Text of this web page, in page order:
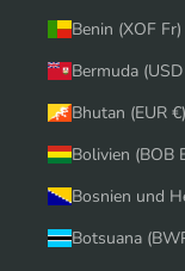
Benin (XOF Fr)
Bermuda
Bhutan (EUR €)
Bolivien (BOB
Bosnien und
Botsuana